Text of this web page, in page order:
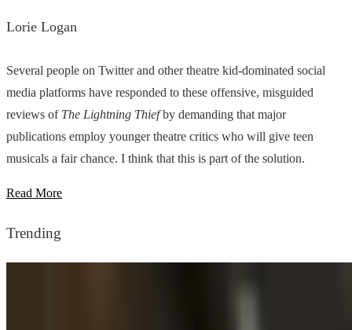
Lorie Logan
Several people on Twitter and other theatre kid-dominated social
media platforms have responded to these offensive, misguided
reviews of The Lightning Thiefby demanding that major
publications employ younger theatre critics who will give teen
musicals a fair chance. I think that this is part of the solution.
Read More
Trending